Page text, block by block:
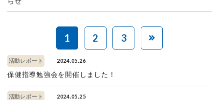
1 2 3
活動レポート 2024.05.26
保健指導勉強会を開催しました！
活動レポート 2024.05.25